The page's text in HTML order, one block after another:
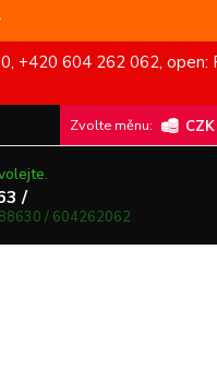
+420 604 262 062,
/
/ 604262062